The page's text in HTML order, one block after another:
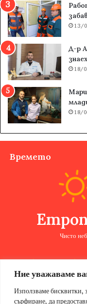
Ние уважаваме
Използваме бисквитки,
сърфиране, да
13/
Д-р
18/
18/
Времето
Чисто
33 ℃ 33 ℃